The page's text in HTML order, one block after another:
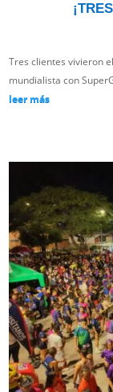
Tres clientes vivieron
mundialista con
leer más